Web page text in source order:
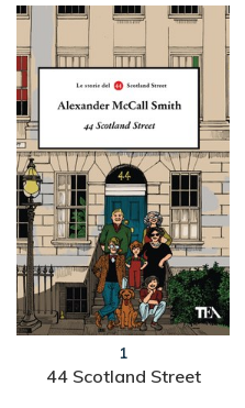
1
44 Scotland Street